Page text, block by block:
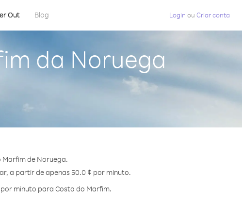
Out Blog Login ou Criar conta
da Noruega
Marfim de Noruega.
a partir de apenas 50.0 ¢ por minuto.
minuto para Costa do Marfim.